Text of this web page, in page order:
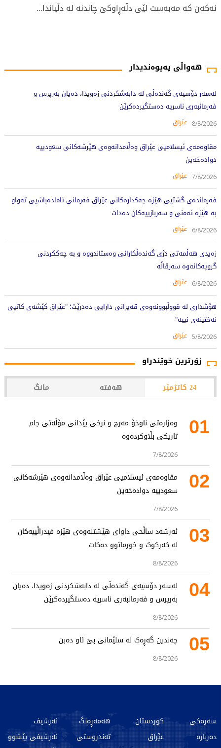
هەواڵی پەیوەندیدار
لەسەر دۆسیەی گەندەڵی لە دابەشکردنی زەویدا، دەیان بەرپرس و
فەرمانبەری ناسریە دەستگیردەکرێن
8/8/2026 عێراق
مقاوەمەی ئیسلامیی عێراق وەڵامدانەوەی هێرشەکانی سعودییە
دوادەخەین
7/8/2026 عێراق
فەرماندەی گشتیی هێزە چەکدارەکانی عێراق فەرمانی ئامادەباشیی تەواو
بە هێزە ئەمنی و سەربازییەکان دەدات
6/8/2026 عێراق
زەیدی هەڵمەتی دژی گەندەڵکارانی وەستاندووە و بە چەککردنی
گروپەکانەوە سەرقاڵە
6/8/2026 عێراق
هۆشداری لە قووڵبوونەوەی قەیرانی دارایی دەدرێت؛ "عێراق کێشەی کاتیی
نەختینەی نییە"
5/8/2026 عێراق
نەکەن کە مەبەست لێی دڵەڕاوکێ چاندنە لە دڵیاندا...
زۆرترین خوێندراو
24 کاتژمێر هەفتە مانگ
01
وەزارەتی ناوخۆ مەرج و نرخی پێدانی مۆڵەتی جام
تاریکی بڵاوکردەوە
7/8/2026
02
مقاوەمەی ئیسلامیی عێراق وەڵامدانەوەی هێرشەکانی
سعودییە دوادەخەین
7/8/2026
03
ئەرشەد ساڵحی داوای هێشتنەوەی هێزە فیدراڵییەکان
لە کەرکوک و خورماتوو دەکات
8/8/2026
04
لەسەر دۆسیەی گەندەڵی لە دابەشکردنی زەویدا، دەیان
بەرپرس و فەرمانبەری ناسریە دەستگیردەکرێن
8/8/2026
05 چەندین گەڕەک لە سلێمانی بێ ئاو دەبن
8/8/2026
سەرەکی
دەربارە
کوردستان
عێراق
هەمەڕەنگ
تەندروستی
ئەرشیف
ئەرشیفی پێشوو